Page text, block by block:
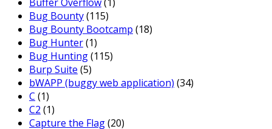
Bug Bounty(115)
Bug Bounty Bootcamp (18)
Bug Hunter(1)
Bug Hunting(115)
Burp Suite (5)
bWAPP (buggy web application) (34)
C (1)
C2 (1)
Capture the Flag(20)